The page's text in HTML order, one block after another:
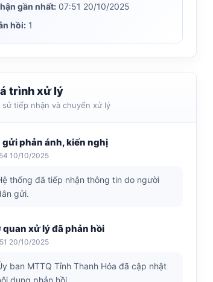
gần nhất: 07:51 20/10/2025
hồi: 1
trình xử lý
sử tiếp nhận và chuyển xử lý
gửi phản ánh, kiến nghị
10/10/2025
thống đã tiếp nhận thông tin do người
gửi.
quan xử lý đã phản hồi
20/10/2025
ban MTTQ Tỉnh Thanh Hóa đã cập nhật
dung phản hồi.